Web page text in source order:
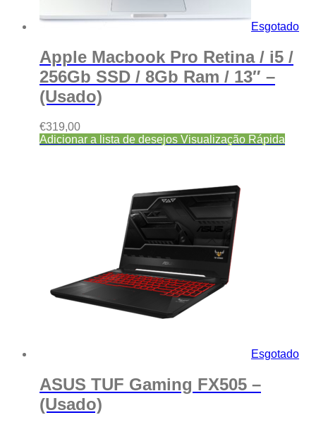
Esgotado
Apple Macbook Pro Retina / i5 /
256Gb SSD / 8Gb Ram / 13″ –
(Usado)
€319,00
Adicionar a lista de desejos Visualização Rápida
Esgotado
ASUS TUF Gaming FX505 –
(Usado)